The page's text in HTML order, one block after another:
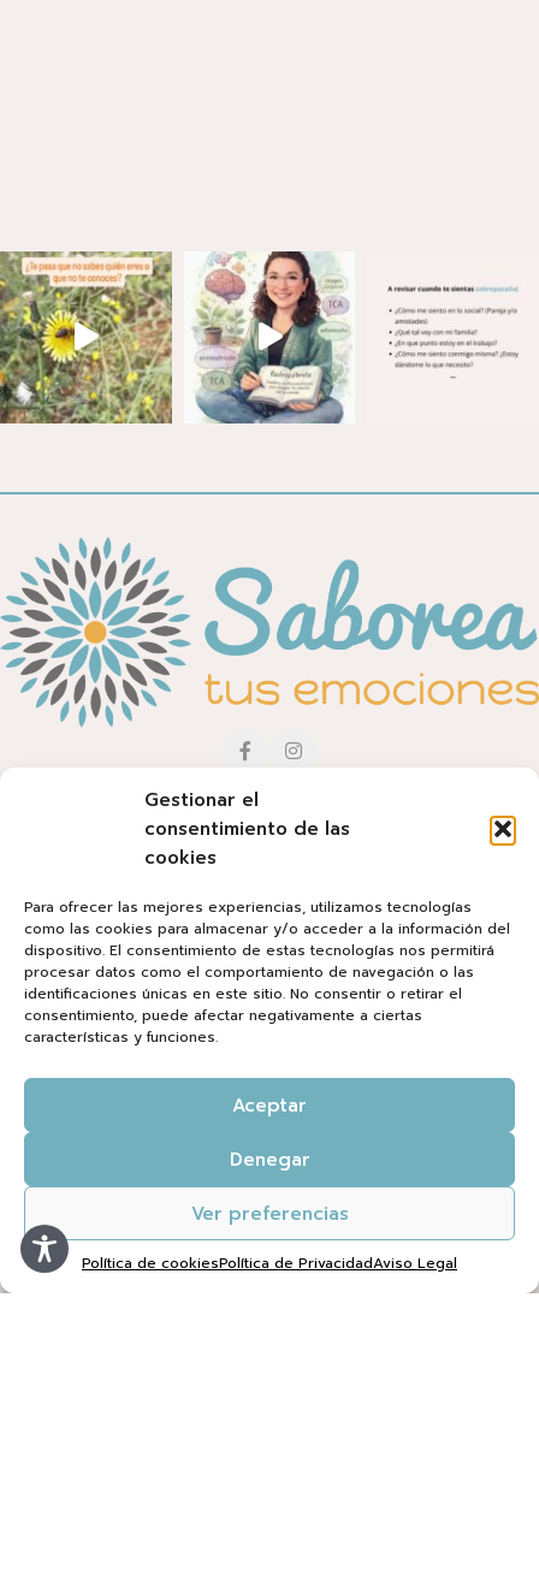
Gestionar el
consentimiento de las
cookies
Para ofrecer las mejores experiencias, utilizamos tecnologías
como las cookies para almacenar y/o acceder a la información del
dispositivo. El consentimiento de estas tecnologías nos permitirá
procesar datos como el comportamiento de navegación o las
identificaciones únicas en este sitio. No consentir o retirar el
consentimiento, puede afectar negativamente a ciertas
características y funciones.
Aceptar
Denegar
Ver preferencias
Política de cookiesPolítica de PrivacidadAviso Legal
Inicio
Equipo
Servicios
Blog
AVISO LEGAL
Aviso Legal